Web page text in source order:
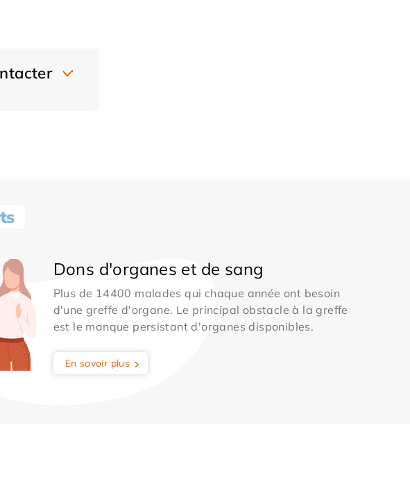
Dons d'organes et de sang
Plus de 14400 malades qui chaque année ont besoin
d'une greffe d'organe. Le principal obstacle à la greffe
est le manque persistant d'organes disponibles.
En savoir plus